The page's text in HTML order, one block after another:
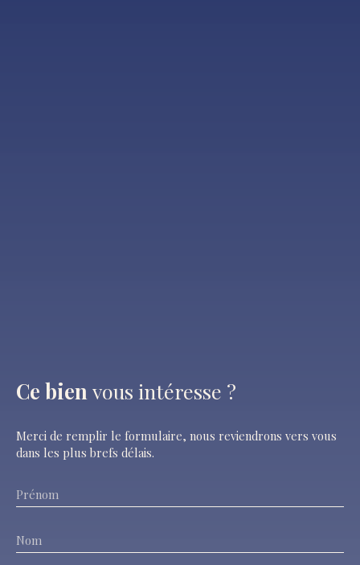
Ce bien vous intéresse ?
Merci de remplir le formulaire, nous reviendrons vers vous
dans les plus brefs délais.
Prénom
Nom